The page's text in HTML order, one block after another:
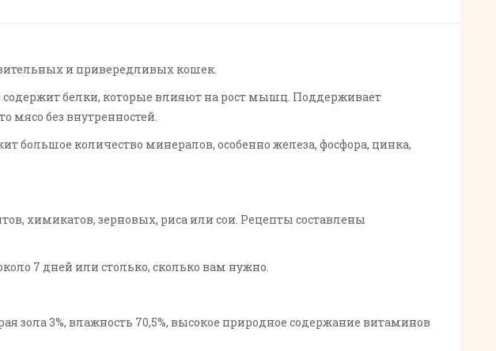
и привередливых кошек.
белки, которые влияют на рост мышц. Поддерживает
без внутренностей.
большое количество минералов, особенно железа, фосфора, цинка,
химикатов, зерновых, риса или сои. Рецепты составлены
7 дней или столько, сколько вам нужно.
зола 3%, влажность 70,5%, высокое природное содержание витаминов